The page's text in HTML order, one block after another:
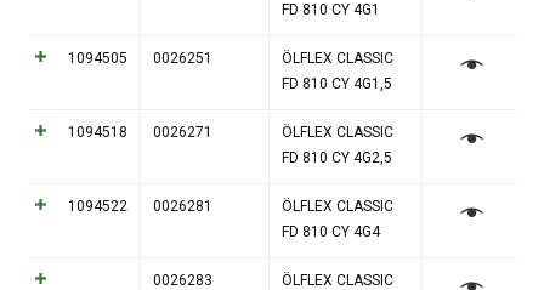
FD 810 CY 4G1
1094505 0026251
ÖLFLEX CLASSIC
FD 810 CY 4G1,5
1094518 0026271
ÖLFLEX CLASSIC
FD 810 CY 4G2,5
1094522 0026281
ÖLFLEX CLASSIC
FD 810 CY 4G4
0026283
ÖLFLEX CLASSIC